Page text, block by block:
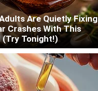
Are Quietly Fixing
Crashes With This
(Try Tonight!)